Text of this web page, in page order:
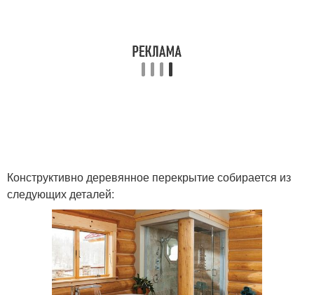
Конструктивно деревянное перекрытие собирается из
следующих деталей: